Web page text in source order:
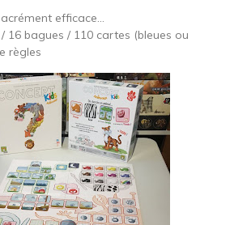
efficace…
16 bagues / 110 cartes (bleues ou
règles